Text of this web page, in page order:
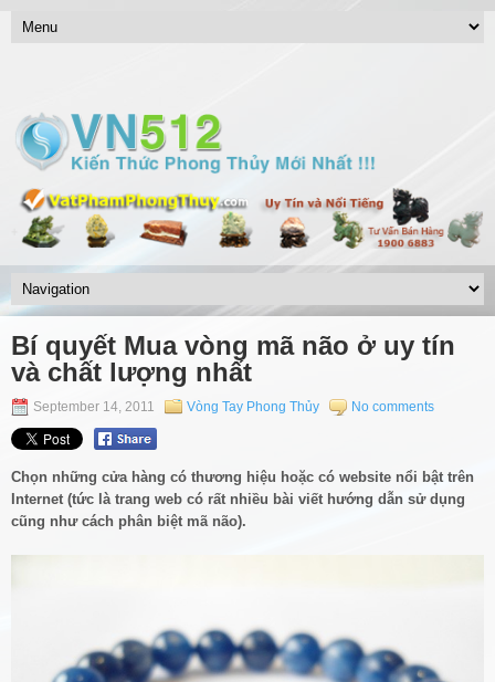
Bí quyết Mua vòng mã não ở uy tín
và chất lượng nhất
September 14, 2011 Vòng Tay Phong Thủy No comments
Chọn những cửa hàng có thương hiệu hoặc có website nổi bật trên
Internet (tức là trang web có rất nhiều bài viết hướng dẫn sử dụng
cũng như cách phân biệt mã não).